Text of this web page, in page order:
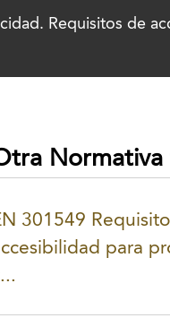
Requisitos de
Normativa
301549
para